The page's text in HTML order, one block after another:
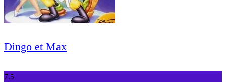
Dingo et Max
7.5